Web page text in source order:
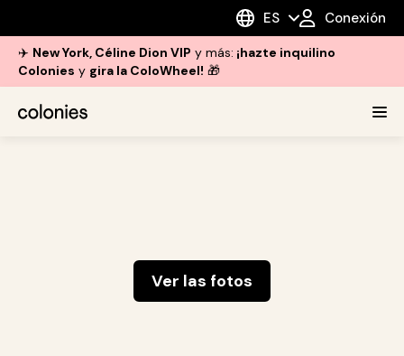
ES Conexión
✈️ New York, Céline Dion VIP y más: ¡hazte inquilino
Colonies y gira la ColoWheel! 🎁
Ver las fotos